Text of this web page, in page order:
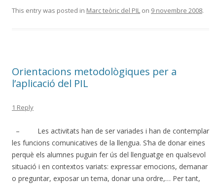
This entry was posted in Marc teòric del PIL on 9 novembre 2008.
Orientacions metodològiques per a
l’aplicació del PIL
1 Reply
– Les activitats han de ser variades i han de contemplar
les funcions comunicatives de la llengua. S’ha de donar eines
perquè els alumnes puguin fer ús del llenguatge en qualsevol
situació i en contextos variats: expressar emocions, demanar
o preguntar, exposar un tema, donar una ordre,… Per tant,